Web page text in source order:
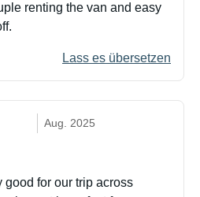
renting the van and easy
Lass es übersetzen
Aug. 2025
good for our trip across